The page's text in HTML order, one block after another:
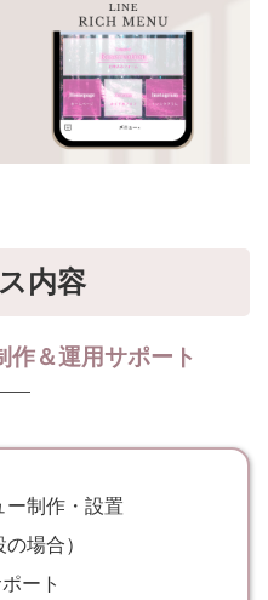
内容
作＆運用サポート
制作・設置
場合）
ート